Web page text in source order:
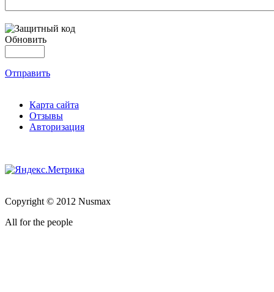
Обновить
Отправить
Карта сайта
Отзывы
Авторизация
Copyright © 2012 Nusmax
All for the people